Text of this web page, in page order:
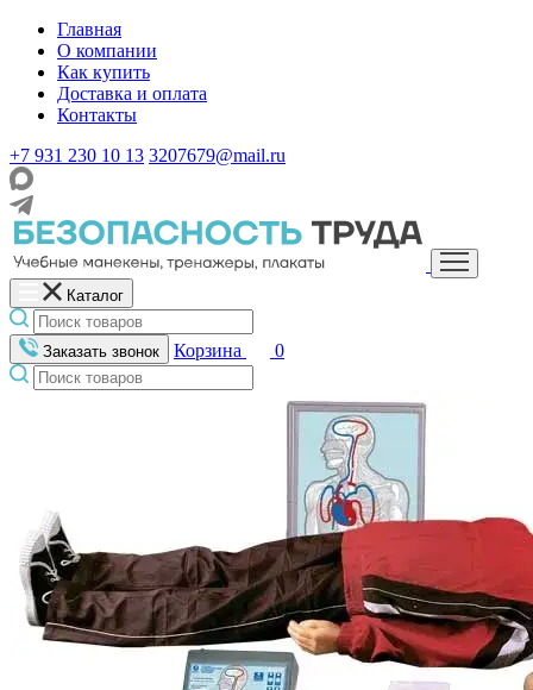
Главная
О компании
Как купить
Доставка и оплата
Контакты
+7 931 230 10 13 3207679@mail.ru
Каталог
Заказать звонок Корзина 0